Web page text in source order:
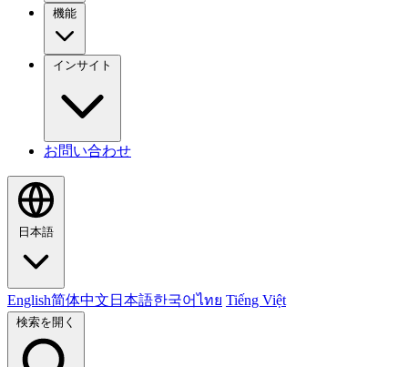
機能
インサイト
お問い合わせ
日本語
English简体中文 日本語한국어ไทย Tiếng Việt
検索を開く